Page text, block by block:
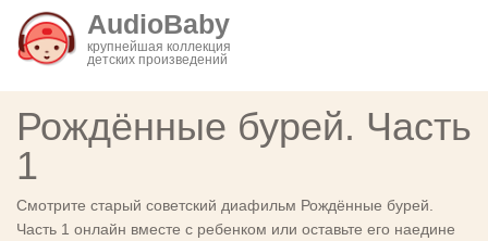
AudioBaby
крупнейшая коллекция
детских произведений
Рождённые бурей. Часть
1
Смотрите старый советский диафильм Рождённые бурей.
Часть 1 онлайн вместе с ребенком или оставьте его наедине